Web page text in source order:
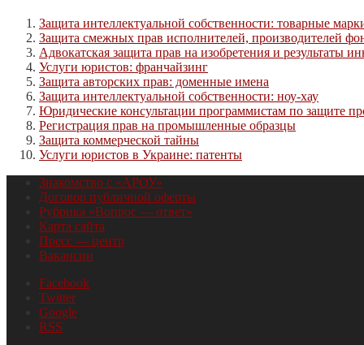
Защита интеллектуальной собственности: товарные
Защита смежных прав исполнителей, производителей
Адвокатская защита прав на изобретения и результаты
Услуги юристов: франчайзинг
Защита авторских прав: доменные имена
Защита интеллектуальной собственности: ноу-хау
Юридические консультации программистам по защите
Регистрация прав на промышленные образцы
Защита коммерческой тайны
Услуги юристов в Украине: патенты
Знакомство с «АРОУ»
Договор публичной оферты
Рубрика «Вопрос — ответ»
Карта сайта
Пресс — центр
Вакансии
Facebook
Twitter
Google
RSS